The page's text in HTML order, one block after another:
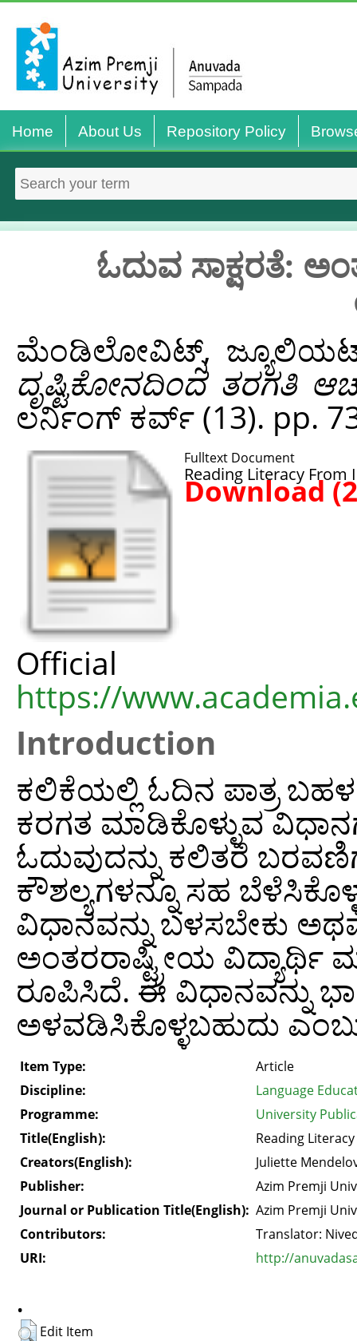
Home About Us Repository Policy
ಓದುವ ಸಾಕ್ಷರತೆ:
ಮೆಂಡಿಲೋವಿಟ್ಸ್,
ದೃಷ್ಟಿಕೋನದಿಂದ ತರಗತಿ
ಲರ್ನಿಂಗ್ ಕರ್ವ್ (13). pp.
Fulltext Document
Reading Literacy
Download
https://
Introduction
ಕಲಿಕೆಯಲ್ಲಿ ಓದಿನ ಪಾತ್ರ ಬಹಳ
ಕರಗತ ಮಾಡಿಕೊಳ್ಳುವ
ಓದುವುದನ್ನು ಕಲಿತರೆ
ಕೌಶಲ್ಯಗಳನ್ನೂ ಸಹ
ವಿಧಾನವನ್ನು ಬಳಸಬೇಕು
ಅಂತರರಾಷ್ಟ್ರೀಯ
ರೂಪಿಸಿದೆ. ಈ ವಿಧಾನವನ್ನು
ಅಳವಡಿಸಿಕೊಳ್ಳಬಹುದು
Item Type:
Article
Discipline:
Language
Programme:
University
Title(English):
Reading
Creators(English):
Juliette
Publisher:
Azim Premji
Journal or Publication Title(English): Azim Premji
Contributors:
Translator:
URI:
http://
.
Edit Item